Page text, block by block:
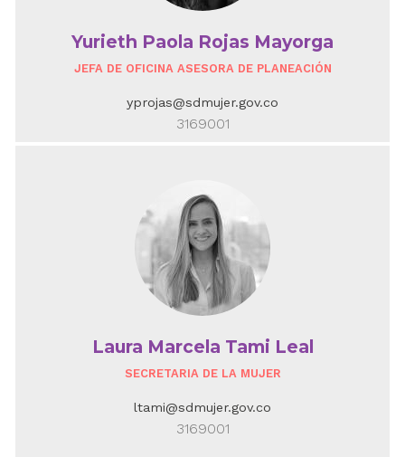
Laura Marcela Tami Leal
SECRETARIA DE LA MUJER
ltami@sdmujer.gov.co
3169001
Yurieth Paola Rojas Mayorga
JEFA DE OFICINA ASESORA DE PLANEACIÓN
yprojas@sdmujer.gov.co
3169001